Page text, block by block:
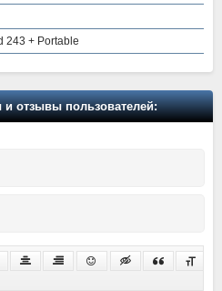
243 + Portable
отзывы пользователей: